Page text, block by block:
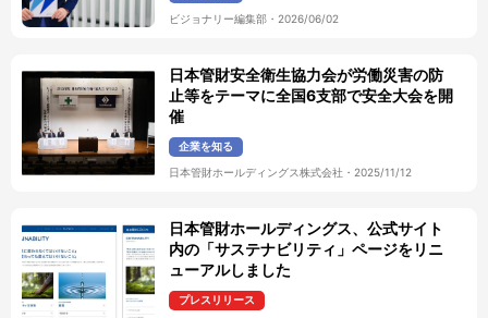
ビジョナリー編集部・ 2026/06/02
日本管財安全衛生協力会が労働災害の防
止等をテーマに全国6支部で安全大会を開
催
企業を知る
日本管財ホールディングス株式会社 ・ 2025/11/12
日本管財ホールディングス、公式サイト
内の「サステナビリティ」ページをリニ
ューアルしました
プレスリリース